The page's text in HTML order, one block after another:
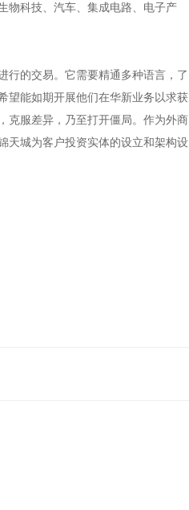
物科技、汽车、集成电路、电子产
行的交易。它需要精通多种语言，了
望能如期开展他们在华新业务以求获
克服差异，乃至打开僵局。作为外商
天城为客户投资实体的设立和架构设